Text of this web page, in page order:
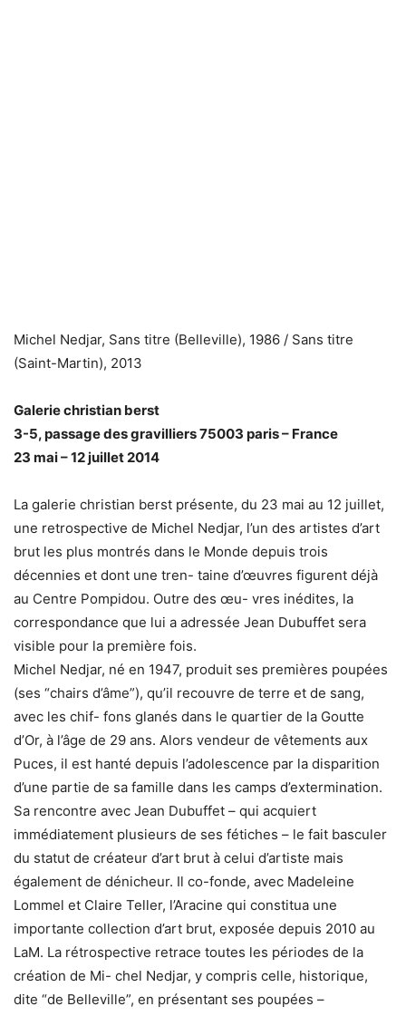
Michel Nedjar, Sans titre (Belleville), 1986 / Sans titre
(Saint-Martin), 2013
Galerie christian berst
3-5, passage des gravilliers 75003 paris – France
23 mai – 12 juillet 2014
La galerie christian berst présente, du 23 mai au 12 juillet,
une retrospective de Michel Nedjar, l’un des artistes d’art
brut les plus montrés dans le Monde depuis trois
décennies et dont une tren- taine d’œuvres figurent déjà
au Centre Pompidou. Outre des œu- vres inédites, la
correspondance que lui a adressée Jean Dubuffet sera
visible pour la première fois.
Michel Nedjar, né en 1947, produit ses premières poupées
(ses “chairs d’âme”), qu’il recouvre de terre et de sang,
avec les chif- fons glanés dans le quartier de la Goutte
d’Or, à l’âge de 29 ans. Alors vendeur de vêtements aux
Puces, il est hanté depuis l’adolescence par la disparition
d’une partie de sa famille dans les camps d’extermination.
Sa rencontre avec Jean Dubuffet – qui acquiert
immédiatement plusieurs de ses fétiches – le fait basculer
du statut de créateur d’art brut à celui d’artiste mais
également de dénicheur. Il co-fonde, avec Madeleine
Lommel et Claire Teller, l’Aracine qui constitua une
importante collection d’art brut, exposée depuis 2010 au
LaM. La rétrospective retrace toutes les périodes de la
création de Mi- chel Nedjar, y compris celle, historique,
dite “de Belleville”, en présentant ses poupées –